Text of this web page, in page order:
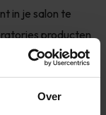
Over
in je salon te
producten
in je salon te